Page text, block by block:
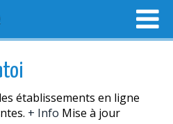
établissements en ligne
+ Info Mise à jour